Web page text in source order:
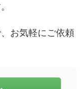
お気軽にご依頼